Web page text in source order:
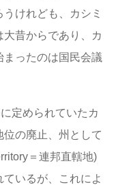
けれども、カシミ
昔からであり、カ
まったのは国民会議
定められていたカ
の廃止、州として
＝連邦直轄地)
いるが、これによ